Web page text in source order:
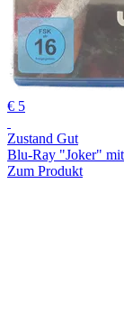
€ 5
Zustand Gut
Blu-Ray "Joker"
Zum Produkt